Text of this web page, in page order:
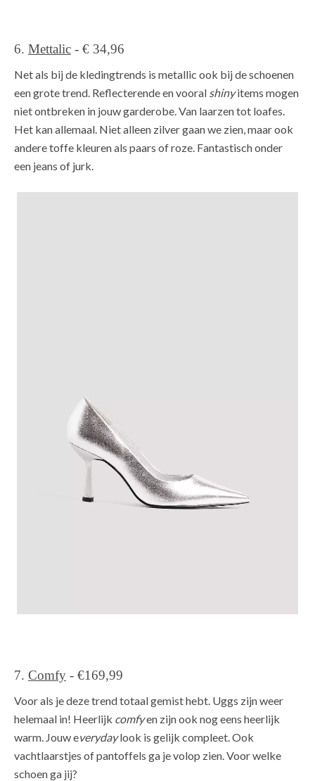
6. Mettalic - € 34,96
Net als bij de kledingtrends is metallic ook bij de schoenen
een grote trend. Reflecterende en vooral shinyitems mogen
niet ontbreken in jouw garderobe. Van laarzen tot loafes.
Het kan allemaal. Niet alleen zilver gaan we zien, maar ook
andere toffe kleuren als paars of roze. Fantastisch onder
een jeans of jurk.
7. Comfy - €169,99
Voor als je deze trend totaal gemist hebt. Uggs zijn weer
helemaal in! Heerlijk comfyen zijn ook nog eens heerlijk
warm. Jouw everydaylook is gelijk compleet. Ook
vachtlaarstjes of pantoffels ga je volop zien. Voor welke
schoen ga jij?